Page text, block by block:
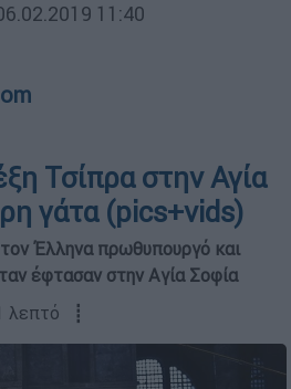
11:40
Τσίπρα στην Αγία
γάτα (pics+vids)
Έλληνα πρωθυπουργό και
έφτασαν στην Αγία Σοφία
λεπτό ┋